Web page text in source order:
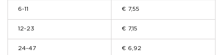
6-11 € 7,55
12-23 € 7,15
24-47 € 6,92